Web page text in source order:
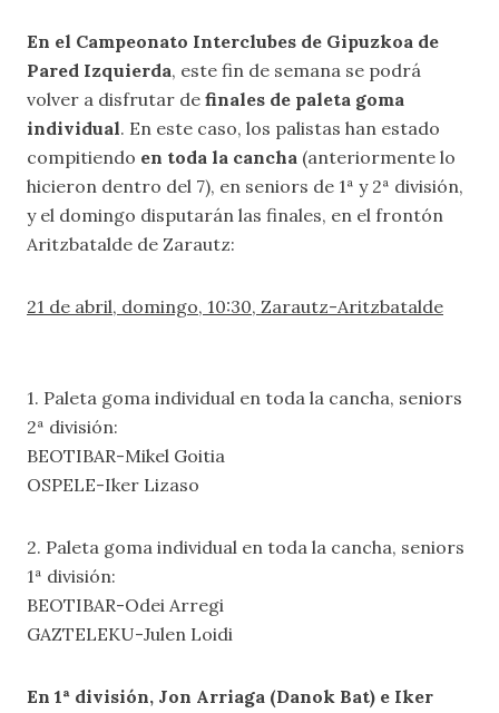
En el Campeonato Interclubes de Gipuzkoa de
Pared Izquierda, este fin de semana se podrá
volver a disfrutar de finales de paleta goma
individual. En este caso, los palistas han estado
compitiendo en toda la cancha (anteriormente lo
hicieron dentro del 7), en seniors de 1ª y 2ª división,
y el domingo disputarán las finales, en el frontón
Aritzbatalde de Zarautz:
21 de abril, domingo, 10:30, Zarautz-Aritzbatalde
1. Paleta goma individual en toda la cancha, seniors
2ª división:
BEOTIBAR-Mikel Goitia
OSPELE-Iker Lizaso
2. Paleta goma individual en toda la cancha, seniors
1ª división:
BEOTIBAR-Odei Arregi
GAZTELEKU-Julen Loidi
En 1ª división, Jon Arriaga (Danok Bat) e Iker